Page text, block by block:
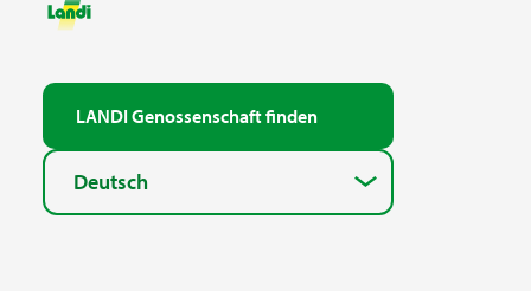
LANDI Genossenschaft finden
Deutsch